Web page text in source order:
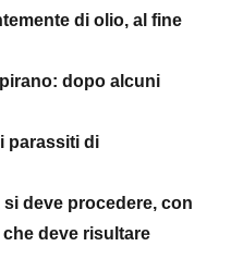
di olio, al fine
dopo alcuni
parassiti di
si deve procedere, con
deve risultare